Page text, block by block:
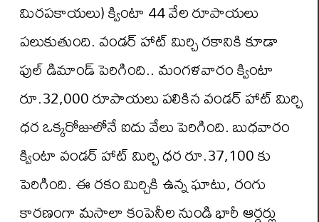
మిరపకాయలు) క్వింటా 44 వేల రూపాయలు
పలుకుతుంది. వండర్ హాట్ మిర్చి రకానికి కూడా
ఫుల్ డిమాండ్ పెరిగింది.. మంగళవారం క్వింటా
రూ.32,000 రూపాయలు పలికిన వండర్ హాట్ మిర్చి
ధర ఒక్కరోజులోనే ఐదు వేలు పెరిగింది. బుధవారం
క్వింటా వండర్ హాట్ మిర్చి ధర రూ.37,100 కు
పెరిగింది. ఈ రకం మిర్చికి ఉన్న ఘాటు, రంగు
కారణంగా మసాలా కంపెనీల నుండి భారీ ఆర్డర్లు